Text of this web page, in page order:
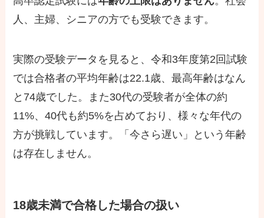
人、主婦、シニアの方でも受験できます。
実際の受験データを見ると、令和3年度第2回試験
では合格者の平均年齢は22.1歳、最高年齢はなん
と74歳でした。また30代の受験者が全体の約
11%、40代も約5%を占めており、様々な年代の
方が挑戦しています。「今さら遅い」という年齢
は存在しません。
18歳未満で合格した場合の扱い